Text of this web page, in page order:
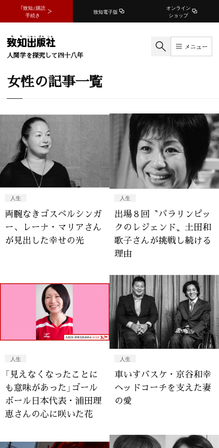
『致知』購読
手続き
致知電子版
オンライン
ショップ
人間学を探究して四十八年
メニュー
女性の記事一覧
人生
両腕なきゴスペルシンガ
ー、レーナ・マリアさん
が見出した幸せの光
人生
出場８回〝パラリンピッ
クのレジェンド〟土田和
歌子さんが挑戦し続ける
理由
人生
「見えなくなったことに
も意味があった」ゴール
ボール日本代表・浦田理
恵さんの心に咲いた花
人生
車いすバスケ・京谷和幸
ヘッドコーチを支えた妻
の愛